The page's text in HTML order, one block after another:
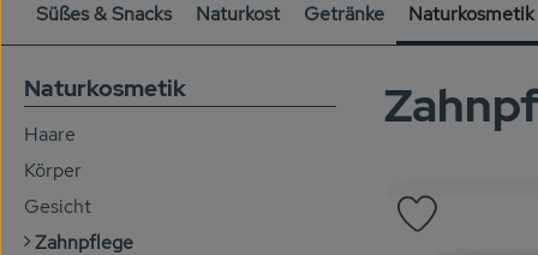
Süßes & Snacks Naturkost Getränke Naturkosmetik
Naturkosmetik
Haare
Körper
Gesicht
Zahnpflege
Produkt